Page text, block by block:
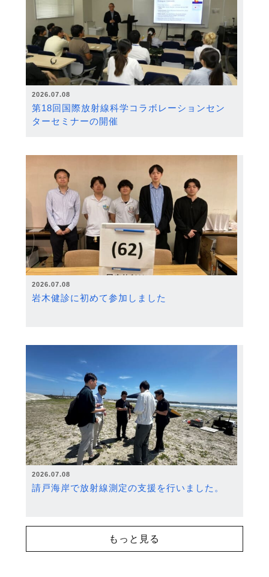
2026.07.08
第18回国際放射線科学コラボレーションセン
ターセミナーの開催
2026.07.08
岩木健診に初めて参加しました
2026.07.08
請戸海岸で放射線測定の支援を行いました。
もっと見る